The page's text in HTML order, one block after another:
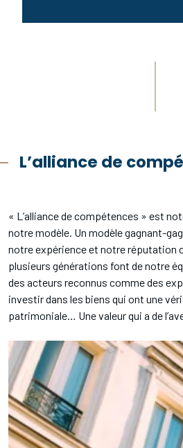
L’alliance de
« L’alliance de compétences » est
notre modèle. Un modèle gagnant-
notre expérience et notre réputation
plusieurs générations font de notre
des acteurs reconnus comme des
investir dans les biens qui ont une
patrimoniale… Une valeur qui a de